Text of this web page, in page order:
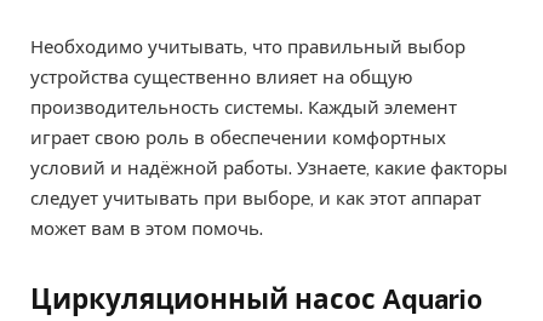
Необходимо учитывать, что правильный выбор
устройства существенно влияет на общую
производительность системы. Каждый элемент
играет свою роль в обеспечении комфортных
условий и надёжной работы. Узнаете, какие факторы
следует учитывать при выборе, и как этот аппарат
может вам в этом помочь.
Циркуляционный насос Aquario